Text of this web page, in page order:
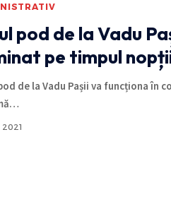
pod de la Vadu
pe timpul
de la Vadu Pașii va funcționa în
…
2021